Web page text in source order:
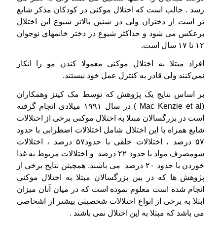
رسد . جالب است که اختلال موکنی در کودکان مذکر شایع
تر است از دختران ولی در سنین بالاتر شیوع این اختلال
برعکس می شود و حداکثر شيوع در دختر خانمهاي نوجوان
۱۲ تا ۱۷ سال است.
افراد مبتلا به اختلال موکنی معمولا کندن مو را انکار
نمي‌کنند ولي قادر به کنترل عمل خود نيستند.
بر اساس نتایج یک پژوهش که توسط مک کینز وهمکاران
(Mac Kenzie et al ) در سال ۱۹۹۱ میلادی انجام گرفته
است در بزرگسالان مبتلا به اختلال موکنی برخی از اختلالات
شایع همراه با این اختلال شامل اختلالات اضطرابی با حدود
۵۷ درصد ، اختلالات خلقی با حدود۵۷ درصد ، اختلالات
سومصرف مواد با حدود ۲۲ درصد و اختلالات مربوط به غذا
خوردن با حدود ۲۰ درصد می باشند. همچینن نتایج برخی از
پژوهش ها که در بین بزرگسالان مبتلا به اختلال موکنی
انجام شده است معلوم نموده است که در میان آنان میزان
ابتلا به برخی از انواع اختلالات شخصیتی بیشتر از اشخاصی
می باشد که مبتلا به این اختلال نمی باشند .